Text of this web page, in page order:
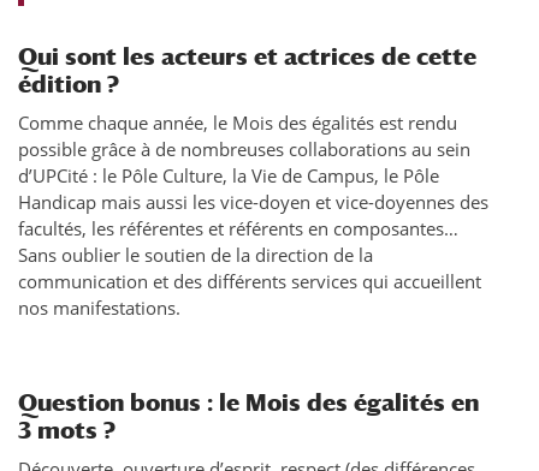
Qui sont les acteurs et actrices de cette
édition ?
Comme chaque année, le Mois des égalités est rendu
possible grâce à de nombreuses collaborations au sein
d’UPCité : le Pôle Culture, la Vie de Campus, le Pôle
Handicap mais aussi les vice-doyen et vice-doyennes des
facultés, les référentes et référents en composantes…
Sans oublier le soutien de la direction de la
communication et des différents services qui accueillent
nos manifestations.
Question bonus : le Mois des égalités en
3 mots ?